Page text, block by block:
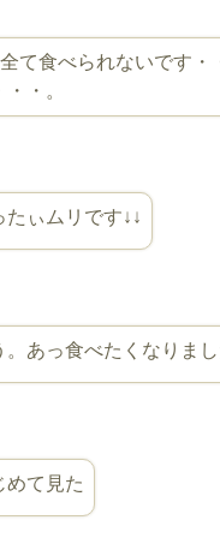
て食べられないです・
・。
たぃムリです↓↓
あっ食べたくなりまし
めて見た